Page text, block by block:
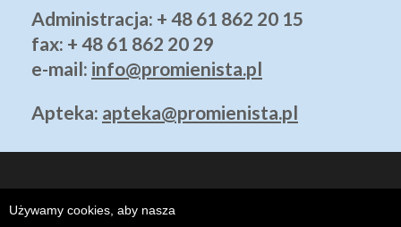
Używamy cookies, aby nasza
Administracja: + 48 61 862 20 15
fax: + 48 61 862 20 29
e-mail: info@promienista.pl
Apteka: apteka@promienista.pl